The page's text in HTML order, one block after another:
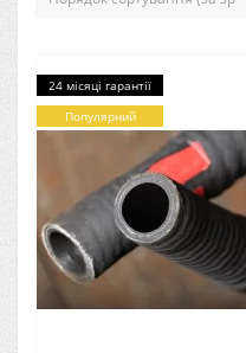
24 місяці гарантії
Популярний